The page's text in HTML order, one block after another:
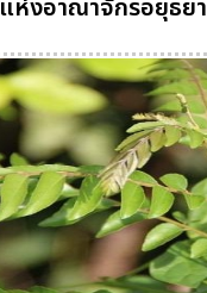
แห่งอาณาจักรอยุธยา